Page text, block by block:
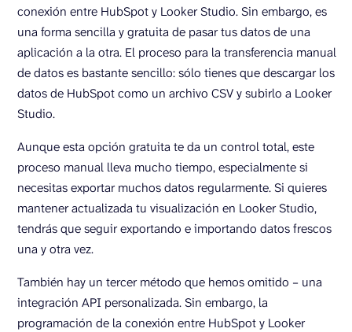
conexión entre HubSpot y Looker Studio. Sin embargo, es
una forma sencilla y gratuita de pasar tus datos de una
aplicación a la otra. El proceso para la transferencia manual
de datos es bastante sencillo: sólo tienes que descargar los
datos de HubSpot como un archivo CSV y subirlo a Looker
Studio.
Aunque esta opción gratuita te da un control total, este
proceso manual lleva mucho tiempo, especialmente si
necesitas exportar muchos datos regularmente. Si quieres
mantener actualizada tu visualización en Looker Studio,
tendrás que seguir exportando e importando datos frescos
una y otra vez.
También hay un tercer método que hemos omitido – una
integración API personalizada. Sin embargo, la
programación de la conexión entre HubSpot y Looker